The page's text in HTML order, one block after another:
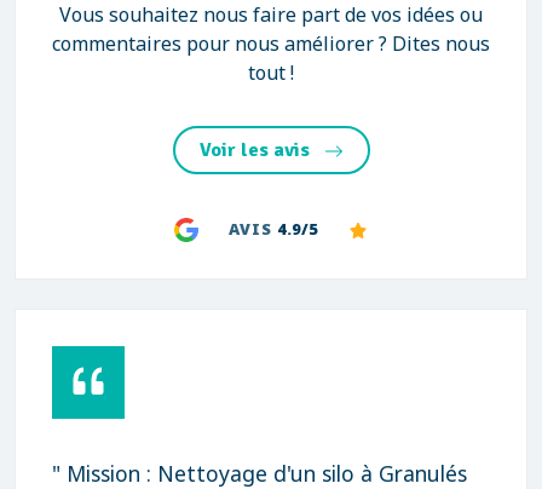
Vous souhaitez nous faire part de vos idées ou
commentaires pour nous améliorer ? Dites nous
tout !
Voir les avis
AVIS 4.9/5
" Mission : Nettoyage d'un silo à Granulés